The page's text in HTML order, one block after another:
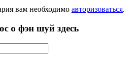
вам необходимо авторизоваться.
о фэн шуй здесь